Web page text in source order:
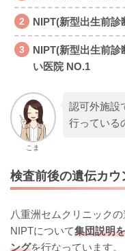
NIPT(新型出生前
NIPT(新型出生前診
い医院 NO.1
こま
認可外施設
行っている
検査前後の遺伝カ
八重洲セムクリニック
NIPTについて集団説明
ングを行なっています。